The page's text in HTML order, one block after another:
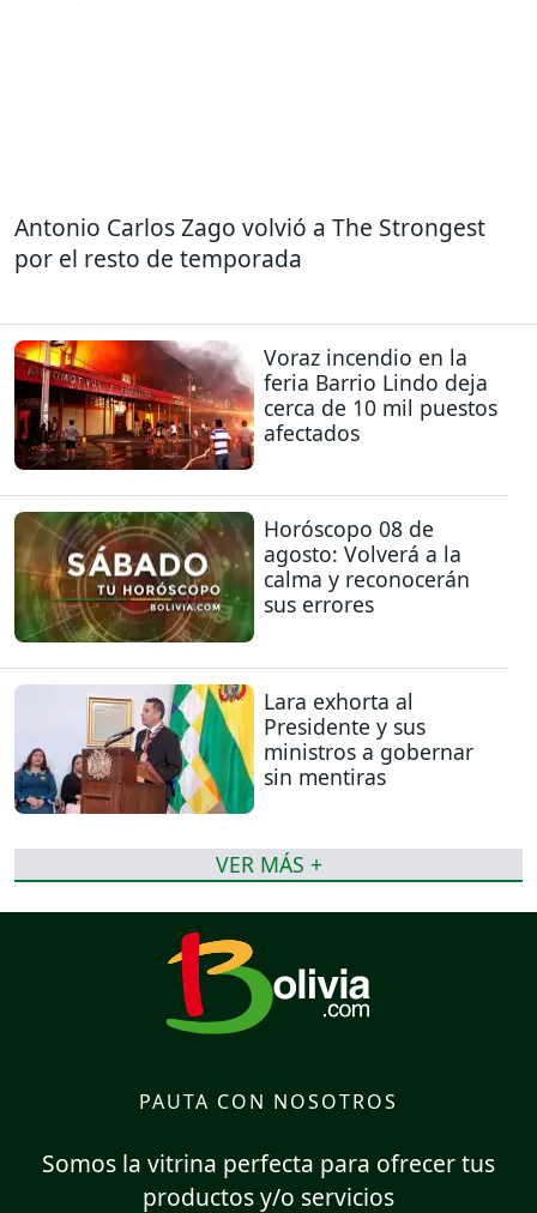
Antonio Carlos Zago volvió a The Strongest
por el resto de temporada
Voraz incendio en la
feria Barrio Lindo deja
cerca de 10 mil puestos
afectados
Horóscopo 08 de
agosto: Volverá a la
calma y reconocerán
sus errores
Lara exhorta al
Presidente y sus
ministros a gobernar
sin mentiras
VER MÁS +
PAUTA CON NOSOTROS
Somos la vitrina perfecta para ofrecer tus
productos y/o servicios